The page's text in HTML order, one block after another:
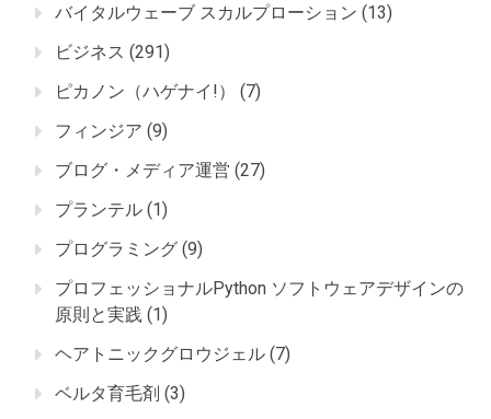
バイタルウェーブ スカルプローション (13)
ビジネス (291)
ピカノン（ハゲナイ!）
(7)
フィンジア (9)
ブログ・メディア運営 (27)
プランテル (1)
プログラミング (9)
プロフェッショナルPython ソフトウェアデザインの
原則と実践 (1)
ヘアトニックグロウジェル (7)
ベルタ育毛剤 (3)